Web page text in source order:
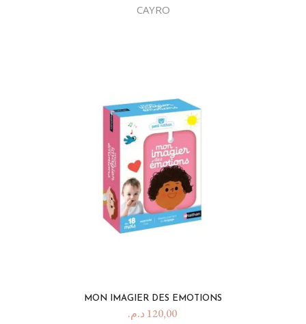
CAYRO
MON IMAGIER DES EMOTIONS
120,00 د.م.